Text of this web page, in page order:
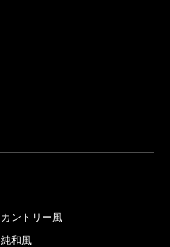
カントリー風
純和風